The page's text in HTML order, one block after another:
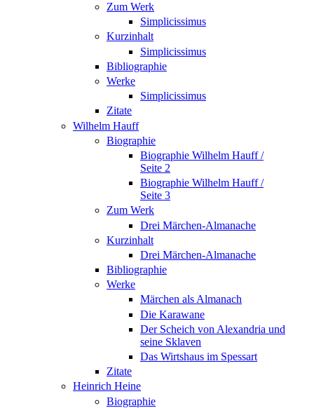
Zum Werk
Simplicissimus
Kurzinhalt
Simplicissimus
Bibliographie
Werke
Simplicissimus
Zitate
Wilhelm Hauff
Biographie
Biographie Wilhelm Hauff /
Seite 2
Biographie Wilhelm Hauff /
Seite 3
Zum Werk
Drei Märchen-Almanache
Kurzinhalt
Drei Märchen-Almanache
Bibliographie
Werke
Märchen als Almanach
Die Karawane
Der Scheich von Alexandria und
seine Sklaven
Das Wirtshaus im Spessart
Zitate
Heinrich Heine
Biographie